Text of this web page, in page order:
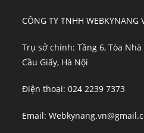
CÔNG TY TNHH WEBKYNANG
Trụ sở chính: Tầng 6, Tòa
Cầu Giấy, Hà Nội
Điện thoại: 024 2239 7373
Email: